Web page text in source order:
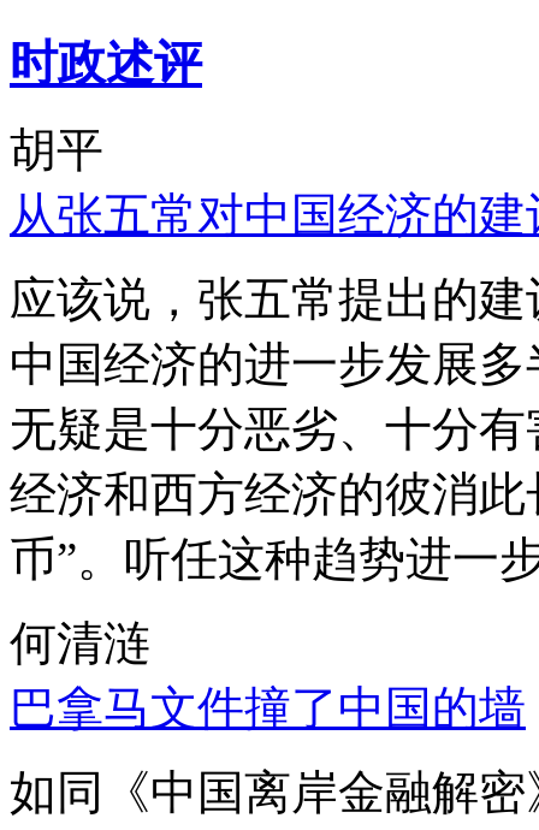
时政述评
胡平
从张五常对中国经济的
应该说，张五常提出的
中国经济的进一步发展
无疑是十分恶劣、十分
经济和西方经济的彼消
币”。听任这种趋势进一
何清涟
巴拿马文件撞了中国的墙
如同《中国离岸金融解